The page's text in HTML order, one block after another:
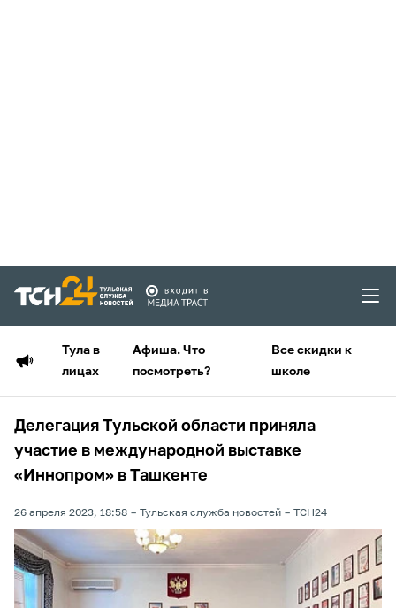
Тула в
лицах
Афиша. Что
посмотреть?
Все скидки к
школе
Делегация Тульской области приняла
участие в международной выставке
«Иннопром» в Ташкенте
26 апреля 2023, 18:58 Тульская служба новостей ТСН24